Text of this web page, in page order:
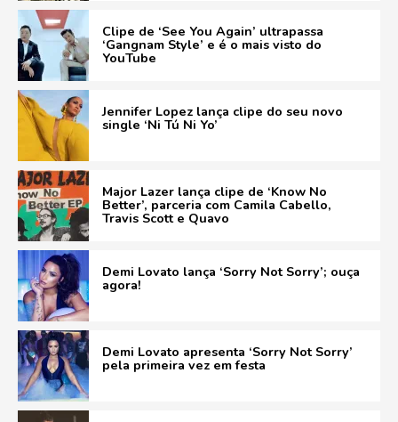
Clipe de ‘See You Again’ ultrapassa
‘Gangnam Style’ e é o mais visto do
YouTube
Jennifer Lopez lança clipe do seu novo
single ‘Ni Tú Ni Yo’
Major Lazer lança clipe de ‘Know No
Better’, parceria com Camila Cabello,
Travis Scott e Quavo
Demi Lovato lança ‘Sorry Not Sorry’; ouça
agora!
Demi Lovato apresenta ‘Sorry Not Sorry’
pela primeira vez em festa